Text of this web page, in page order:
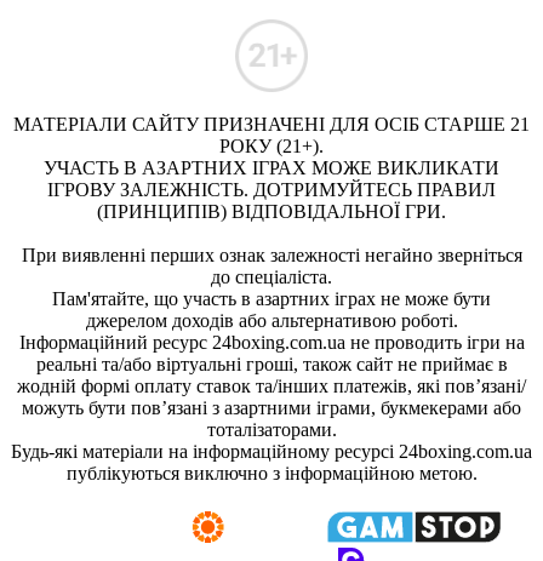
МАТЕРІАЛИ САЙТУ ПРИЗНАЧЕНІ ДЛЯ ОСІБ СТАРШЕ 21
РОКУ (21+).
УЧАСТЬ В АЗАРТНИХ ІГРАХ МОЖЕ ВИКЛИКАТИ
ІГРОВУ ЗАЛЕЖНІСТЬ. ДОТРИМУЙТЕСЬ ПРАВИЛ
(ПРИНЦИПІВ) ВІДПОВІДАЛЬНОЇ ГРИ.
При виявленні перших ознак залежності негайно зверніться
до спеціаліста.
Пам'ятайте, що участь в азартних іграх не може бути
джерелом доходів або альтернативою роботі.
Інформаційний ресурс 24boxing.com.ua не проводить ігри на
реальні та/або віртуальні гроші, також сайт не приймає в
жодній формі оплату ставок та/інших платежів, які пов’язані/
можуть бути пов’язані з азартними іграми, букмекерами або
тоталізаторами.
Будь-які матеріали на інформаційному ресурсі 24boxing.com.ua
публікуються виключно з інформаційною метою.